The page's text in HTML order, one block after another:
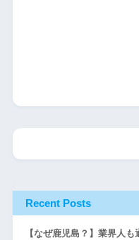
Recent Posts
【なぜ鹿児島？】業界人